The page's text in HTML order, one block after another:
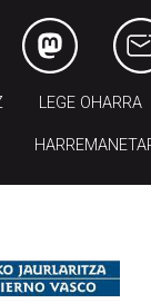
LEGE OHARRA